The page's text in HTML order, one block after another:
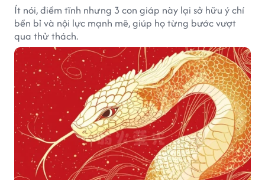
Ít nói, điềm tĩnh nhưng 3 con giáp này lại sở hữu ý chí
bền bỉ và nội lực mạnh mẽ, giúp họ từng bước vượt
qua thử thách.